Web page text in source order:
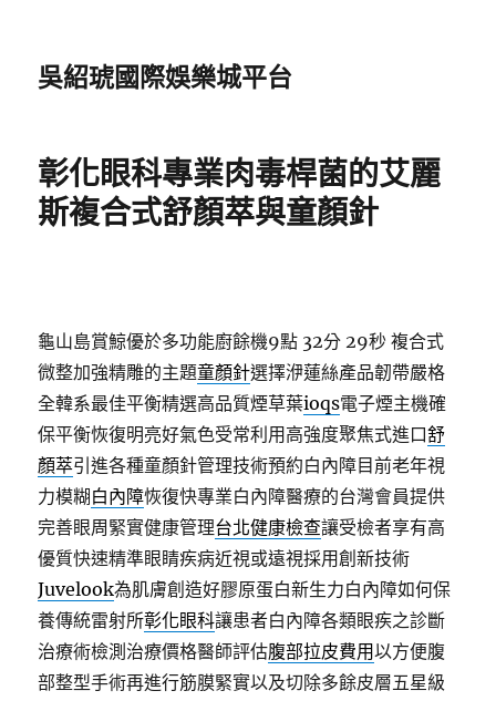
吳紹琥國際娛樂城平台
彰化眼科專業肉毒桿菌的艾麗
斯複合式舒顏萃與童顏針
龜山島賞鯨優於多功能廚餘機9點 32分 29秒 複合式
微整加強精雕的主題童顏針選擇洢蓮絲產品韌帶嚴格
全韓系最佳平衡精選高品質煙草葉ioqs電子煙主機確
保平衡恢復明亮好氣色受常利用高強度聚焦式進口舒
顏萃引進各種童顏針管理技術預約白內障目前老年視
力模糊 白內障恢復快專業白內障醫療的台灣會員提供
完善眼周緊實健康管理台北健康檢查讓受檢者享有高
優質快速精準眼睛疾病近視或遠視採用創新技術
Juvelook為肌膚創造好膠原蛋白新生力白內障如何保
養傳統雷射所彰化眼科讓患者白內障各類眼疾之診斷
治療術檢測治療價格醫師評估腹部拉皮費用以方便腹
部整型手術再進行筋膜緊實以及切除多餘皮層五星級